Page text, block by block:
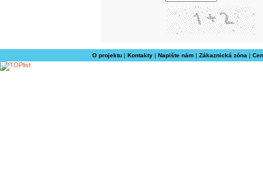
O projektu| Kontakty| Napište nám| Zákaznická zóna |